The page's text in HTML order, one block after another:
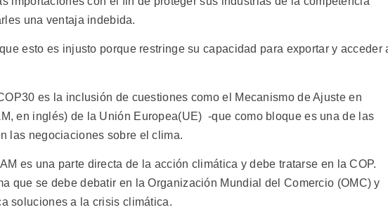
una ventaja indebida.
esto es injusto porque restringe su capacidad para exportar y acceder
es la inclusión de cuestiones como el Mecanismo de Ajuste en
en inglés) de la Unión Europea(UE) -que como bloque es una de las
las negociaciones sobre el clima.
es una parte directa de la acción climática y debe tratarse en la COP.
que se debe debatir en la Organización Mundial del Comercio (OMC) y
soluciones a la crisis climática.